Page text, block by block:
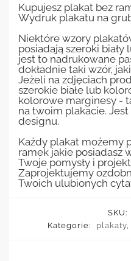
Kupujesz plakat bez
Wydruk plakatu na
Niektóre wzory
posiadają szeroki
jest to nadrukowane
dokładnie taki wzór,
Jeżeli na zdjęciach
szerokie białe lub
kolorowe marginesy -
na twoim plakacie.
designu.
Każdy plakat możemy
ramek jakie posiadasz
Twoje pomysły i
Zaprojektujemy
Twoich ulubionych
SKU:
Kategorie:
plakaty